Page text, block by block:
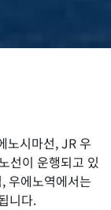
노시마선, JR 우
선이 운행되고 있
우에노역에서는
니다.